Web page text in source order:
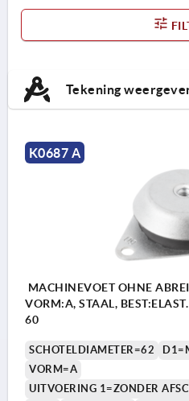
Tekening
K0687 A
MACHINEVOET OHNE
VORM:A, STAAL,
60
SCHOTELDIAMETER=62
VORM=A
UITVOERING 1=ZONDER